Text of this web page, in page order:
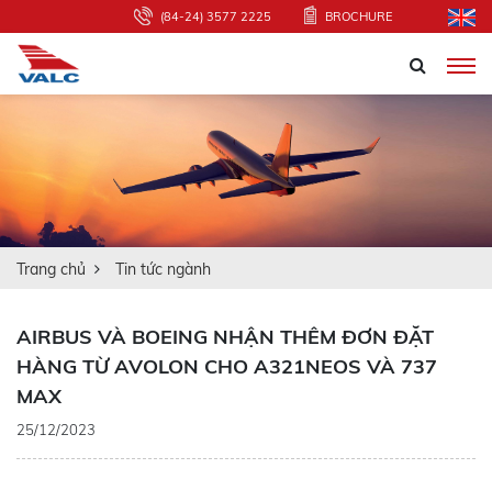
(84-24) 3577 2225 BROCHURE
Trang chủ Tin tức ngành
AIRBUS VÀ BOEING NHẬN THÊM ĐƠN ĐẶT
HÀNG TỪ AVOLON CHO A321NEOS VÀ 737
MAX
25/12/2023